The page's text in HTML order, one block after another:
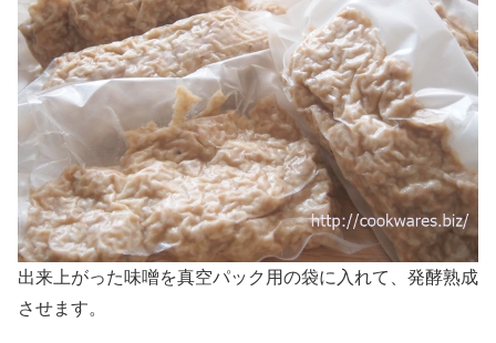
出来上がった味噌を真空パック用の袋に入れて、発酵熟成
させます。